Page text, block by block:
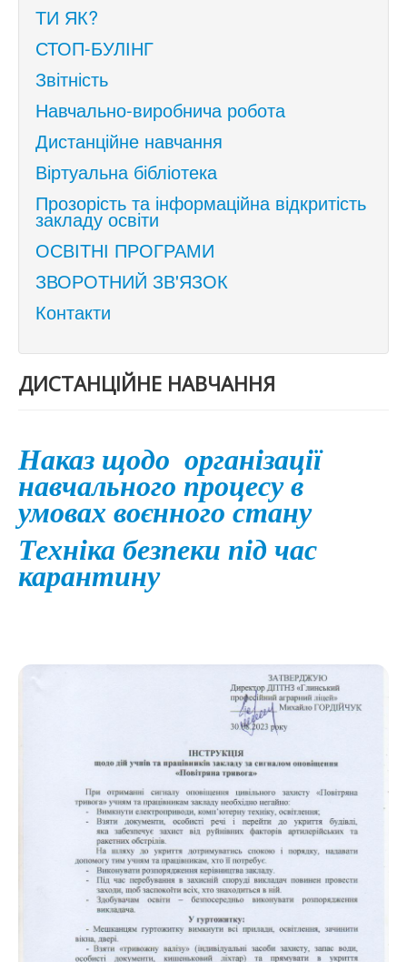
ТИ ЯК?
СТОП-БУЛІНГ
Звітність
Навчально-виробнича робота
Дистанційне навчання
Віртуальна бібліотека
Прозорість та інформаційна відкритість
закладу освіти
ОСВІТНІ ПРОГРАМИ
ЗВОРОТНИЙ ЗВ'ЯЗОК
Контакти
ДИСТАНЦІЙНЕ НАВЧАННЯ
Наказ щодо організації
навчального процесу в
умовах воєнного стану
Техніка безпеки під час
карантину